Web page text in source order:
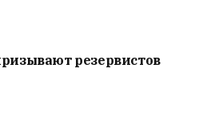
резервистов